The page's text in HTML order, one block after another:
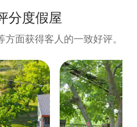
分度假屋
面获得客人的一致好评。